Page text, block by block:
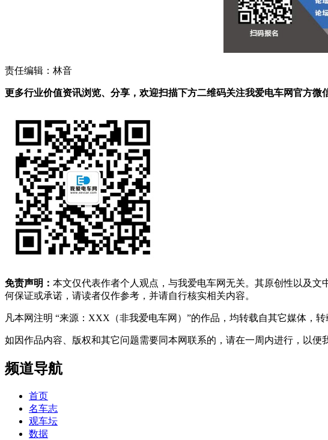
责任编辑：林音
更多行业价值资讯浏览、分享，欢迎扫描下方二维码关注我爱电车网官方微
免责声明： 本文仅代表作者个人观点，与我爱电车网无关。其原创性以及
何保证或承诺，请读者仅作参考，并请自行核实相关内容。
凡本网注明 “来源：XXX（非我爱电车网）”的作品，均转载自其它媒体，
如因作品内容、版权和其它问题需要同本网联系的，请在一周内进行，以便
频道导航
首页
名车志
观车坛
数据